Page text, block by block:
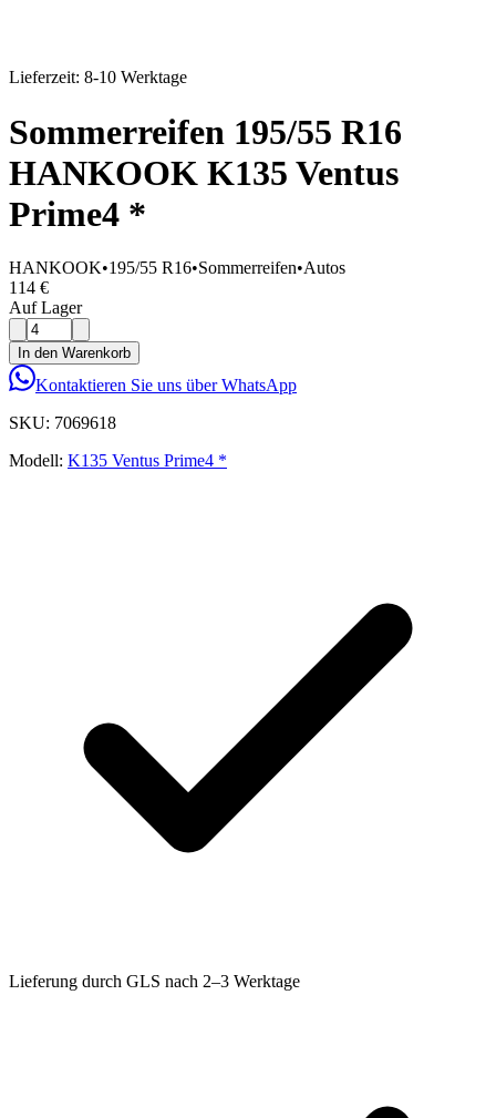
Lieferzeit: 8-10 Werktage
Sommerreifen 195/55 R16
HANKOOK K135 Ventus
Prime4 *
HANKOOK•195/55 R16•Sommerreifen•Autos
114 €
Auf Lager
In den Warenkorb
Kontaktieren Sie uns über WhatsApp
SKU: 7069618
Modell: K135 Ventus Prime4 *
Lieferung durch GLS nach 2–3 Werktage